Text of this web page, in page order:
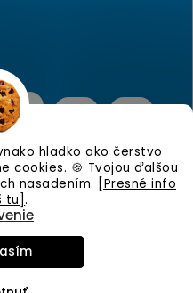
hladko ako čerstvo
cookies. 🍪 Tvojou ďalšou
nasadením. [Presné info
tu].
Shoptet
cookies